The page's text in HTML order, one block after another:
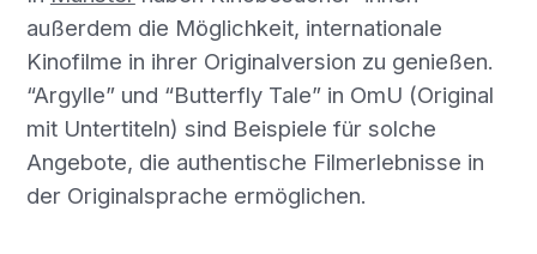
außerdem die Möglichkeit, internationale
Kinofilme in ihrer Originalversion zu genießen.
“Argylle” und “Butterfly Tale” in OmU (Original
mit Untertiteln) sind Beispiele für solche
Angebote, die authentische Filmerlebnisse in
der Originalsprache ermöglichen.